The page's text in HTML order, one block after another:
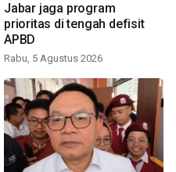
Jabar jaga program
prioritas di tengah defisit
APBD
Rabu, 5 Agustus 2026